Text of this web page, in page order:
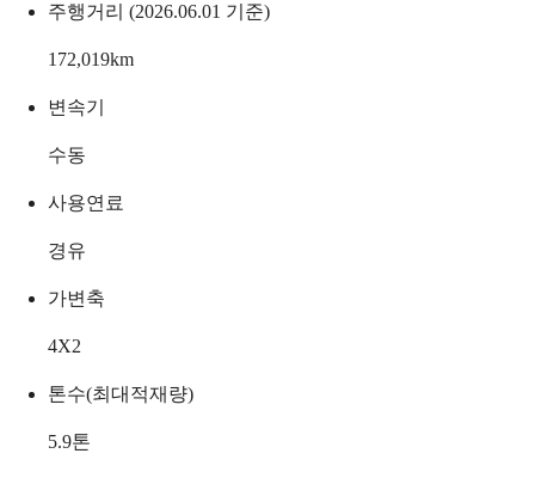
주행거리 (2026.06.01 기준)
172,019km
변속기
수동
사용연료
경유
가변축
4X2
톤수(최대적재량)
5.9톤